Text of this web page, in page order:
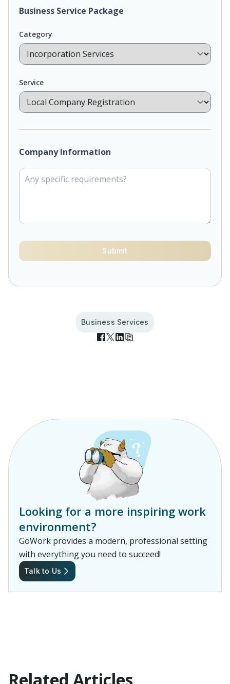
Business Service Package
Category
Service
Company Information
Submit
Business Services
Looking for a more inspiring work
environment?
GoWork provides a modern, professional setting
with everything you need to succeed!
Talk to Us